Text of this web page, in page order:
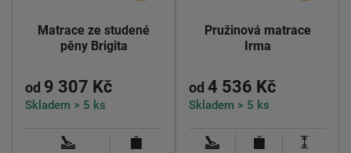
Matrace ze studené
pěny Brigita
od 9 307 Kč
Skladem > 5 ks
Pružinová matrace
Irma
od 4 536 Kč
Skladem > 5 ks